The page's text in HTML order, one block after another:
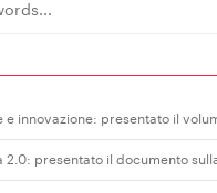
e innovazione: presentato il
2.0: presentato il documento